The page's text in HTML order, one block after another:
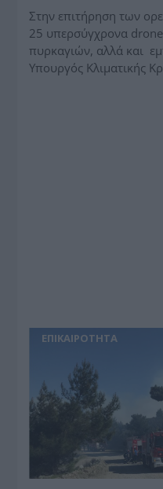
Στην επιτήρηση των
25 υπερσύγχρονα
πυρκαγιών, αλλά και
Υπουργός Κλιματικής
ΕΠΙΚΑΙΡΟΤΗΤΑ